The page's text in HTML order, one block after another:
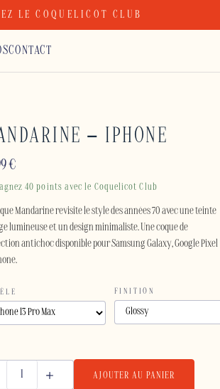
LE COQUELICOT CLUB
CONTACT
– IPHONE
€
40 points avec le Coquelicot Club
Mandarine revisite le style des années 70 avec une teinte
lumineuse et un design minimaliste. Une coque de
antichoc disponible pour Samsung Galaxy, Google Pixel
FINITION
AJOUTER AU PANIER